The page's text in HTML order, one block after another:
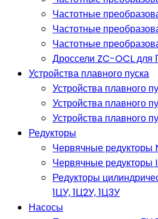
Частотные
Частотные
Частотные
Дроссели ZC-OCL для
Устройства плавного пуска
Устройства плавного
Устройства плавного
Устройства плавного
Редукторы
Червячные редукторы
Червячные редукторы
Редукторы
1ЦУ, 1Ц2У, 1Ц3У
Насосы